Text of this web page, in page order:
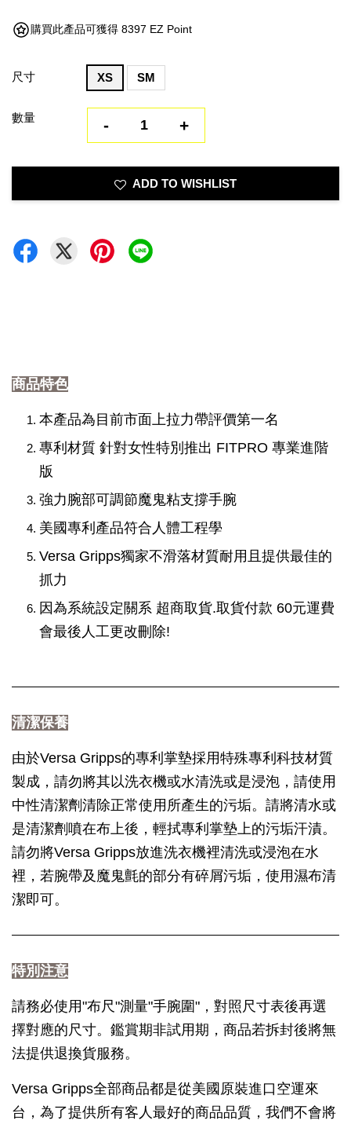
購買此產品可獲得 8397 EZ Point
尺寸 XS SM
數量 - +
ADD TO WISHLIST
商品特色
本產品為目前市面上拉力帶評價第一名
專利材質 針對女性特別推出 FITPRO 專業進階
版
強力腕部可調節魔鬼粘支撐手腕
美國專利產品符合人體工程學
Versa Gripps獨家不滑落材質耐用且提供最佳的
抓力
因為系統設定關系 超商取貨.取貨付款 60元運費
會最後人工更改刪除!
清潔保養
由於Versa Gripps的專利掌墊採用特殊專利科技材質
製成，請勿將其以洗衣機或水清洗或是浸泡，請使用
中性清潔劑清除正常使用所產生的污垢。請將清水或
是清潔劑噴在布上後，輕拭專利掌墊上的污垢汗漬。
請勿將Versa Gripps放進洗衣機裡清洗或浸泡在水
裡，若腕帶及魔鬼氈的部分有碎屑污垢，使用濕布清
潔即可。
特別注意
請務必使用"布尺"測量"手腕圍"，對照尺寸表後再選
擇對應的尺寸。鑑賞期非試用期，商品若拆封後將無
法提供退換貨服務。
Versa Gripps全部商品都是從美國原裝進口空運來
台，為了提供所有客人最好的商品品質，我們不會將